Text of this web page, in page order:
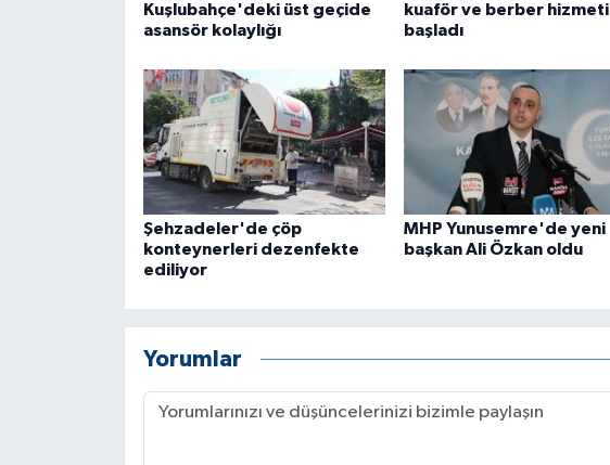
Kuşlubahçe'deki üst geçide
asansör kolaylığı
kuaför ve berber hizmeti
başladı
Şehzadeler'de çöp
konteynerleri dezenfekte
ediliyor
MHP Yunusemre'de yeni
başkan Ali Özkan oldu
Yorumlar